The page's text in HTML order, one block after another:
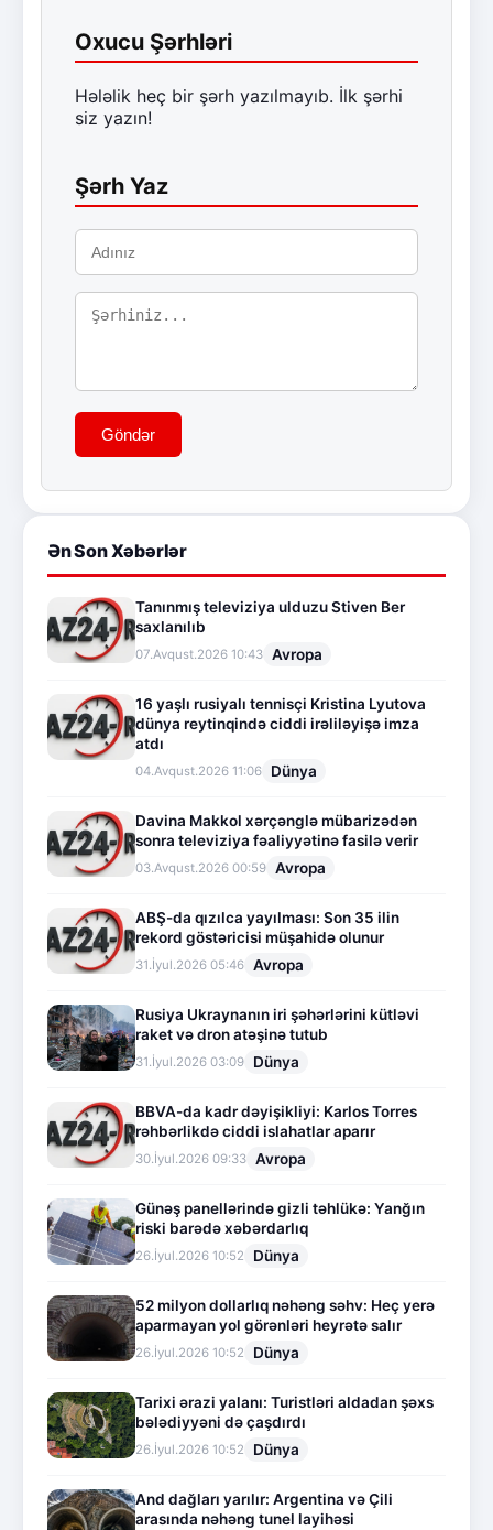
Oxucu Şərhləri
Hələlik heç bir şərh yazılmayıb. İlk şərhi
siz yazın!
Şərh Yaz
Göndər
Ən Son Xəbərlər
Tanınmış televiziya ulduzu Stiven Ber
saxlanılıb
07.Avqust.2026 10:43 Avropa
16 yaşlı rusiyalı tennisçi Kristina Lyutova
dünya reytinqində ciddi irəliləyişə imza
atdı
04.Avqust.2026 11:06 Dünya
Davina Makkol xərçənglə mübarizədən
sonra televiziya fəaliyyətinə fasilə verir
03.Avqust.2026 00:59 Avropa
ABŞ-da qızılca yayılması: Son 35 ilin
rekord göstəricisi müşahidə olunur
31.İyul.2026 05:46 Avropa
Rusiya Ukraynanın iri şəhərlərini kütləvi
raket və dron atəşinə tutub
31.İyul.2026 03:09 Dünya
BBVA-da kadr dəyişikliyi: Karlos Torres
rəhbərlikdə ciddi islahatlar aparır
30.İyul.2026 09:33 Avropa
Günəş panellərində gizli təhlükə: Yanğın
riski barədə xəbərdarlıq
26.İyul.2026 10:52 Dünya
52 milyon dollarlıq nəhəng səhv: Heç yerə
aparmayan yol görənləri heyrətə salır
26.İyul.2026 10:52 Dünya
Tarixi ərazi yalanı: Turistləri aldadan şəxs
bələdiyyəni də çaşdırdı
26.İyul.2026 10:52 Dünya
And dağları yarılır: Argentina və Çili
arasında nəhəng tunel layihəsi